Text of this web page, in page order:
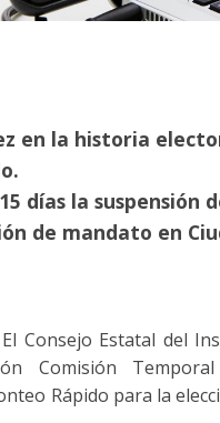
en la historia
días la
de mandato en
Consejo Estatal del
Comisión
Rápido para la